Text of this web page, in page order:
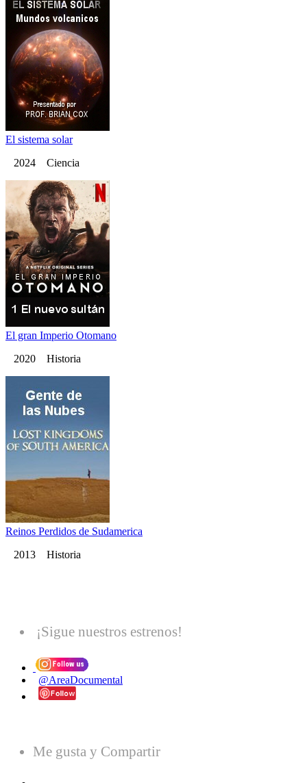
El sistema solar
2024 Ciencia
El gran Imperio Otomano
2020 Historia
Reinos Perdidos de Sudamerica
2013 Historia
¡Sigue nuestros estrenos!
@AreaDocumental
Me gusta y Compartir